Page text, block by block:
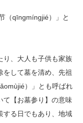
（qīngmíngjié）」と
り、大人も子供も家族
をして墓を清め、先祖
）」とも呼ばれ
て【お墓参り】の意味
する日でもあり、地域